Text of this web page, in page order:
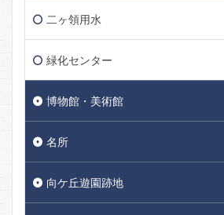
二ヶ領用水
緑化センター
博物館・美術館
名所
向ケ丘遊園跡地